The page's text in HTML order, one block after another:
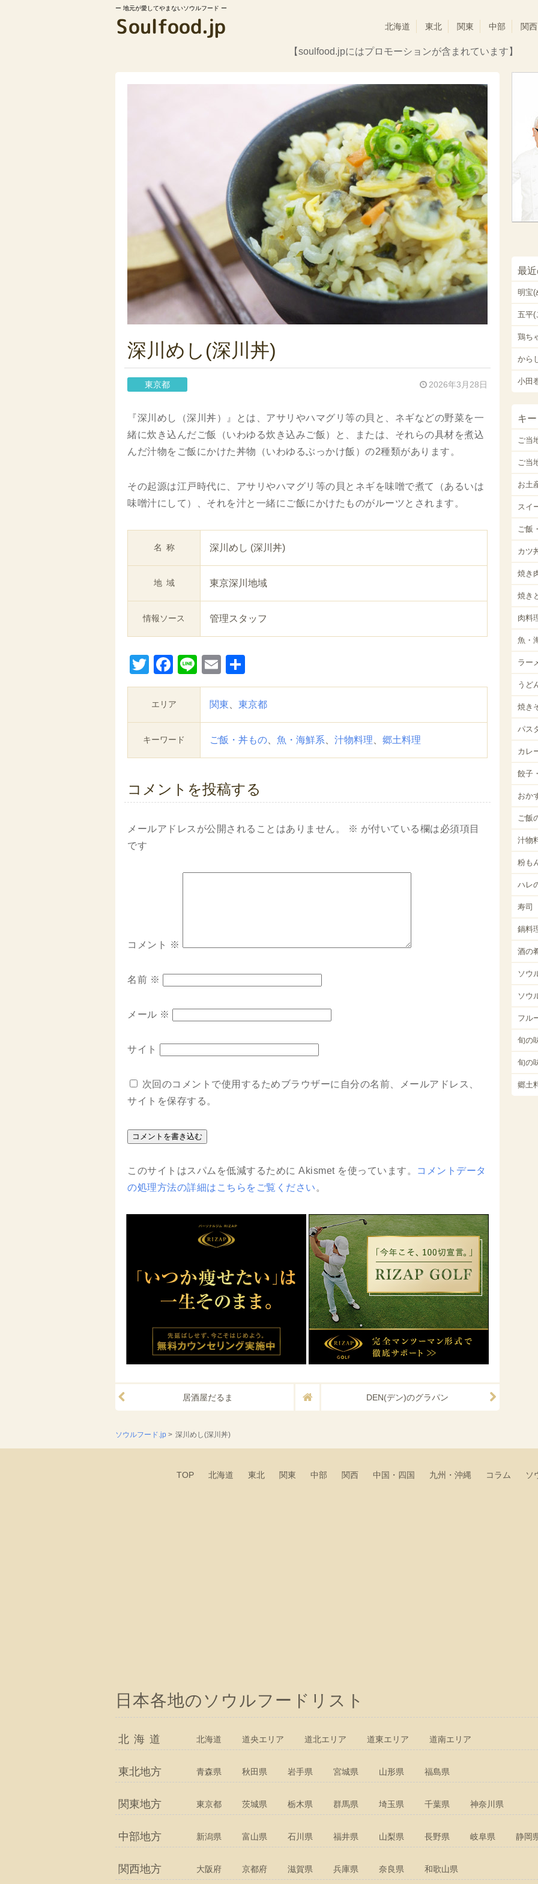
地元が愛してやまないソウルフード
北海道 東北 関東 中部 関西
【soulfood.jpにはプロモーションが含まれています】
深川めし(深川丼)
東京都 2026年3月28日
『深川めし（深川丼）』とは、アサリやハマグリ等の貝と、ネギなどの野菜を一
緒に炊き込んだご飯（いわゆる炊き込みご飯）と、または、それらの具材を煮込
んだ汁物をご飯にかけた丼物（いわゆるぶっかけ飯）の2種類があります。
その起源は江戸時代に、アサリやハマグリ等の貝とネギを味噌で煮て（あるいは
味噌汁にして）、それを汁と一緒にご飯にかけたものがルーツとされます。
名称 深川めし (深川丼)
地域 東京深川地域
情報ソース 管理スタッフ
TwitterFacebook
LineEmail
有
エリア 関東 東京都
キーワード ご飯・丼もの 魚・海鮮系 汁物料理 郷土料理
コメントを投稿する
メールアドレスが公開されることはありません。 ※ が付いている欄は必須項目
です
コメント ※
名前 ※
メール ※
サイト
次回のコメントで使用するためブラウザーに自分の名前、メールアドレス、
サイトを保存する。
このサイトはスパムを低減するために Akismet を使っています。
コメントデータ
の処理方法の詳細はこちらをご覧ください 。
DEN(デン)のグラパン
居酒屋だるま
最
明宝(
五平(
鶏ち
から
小田
キ
ご当
ご当
お土
スイ
ご飯
カツ
焼き
焼き
肉料
魚・
ラー
うど
焼き
パス
カレ
餃子
おか
ご飯
汁物
粉も
ハレ
寿司
鍋料
酒の
ソウ
ソウ
フル
旬の
旬の
郷土
ソウルフード.jp > 深川めし(深川丼)
TOP 北海道 東北 関東 中部 関西 中国・四国 九州・沖縄 コラム ソ
日本各地のソウルフードリスト
北海道 北海道 道央エリア 道北エリア 道東エリア 道南エリア
東北地方 青森県 秋田県 岩手県 宮城県 山形県 福島県
関東地方 東京都 茨城県 栃木県 群馬県 埼玉県 千葉県 神奈川県
中部地方 新潟県 富山県 石川県 福井県 山梨県 長野県 岐阜県 静岡
関西地方 大阪府 京都府 滋賀県 兵庫県 奈良県 和歌山県